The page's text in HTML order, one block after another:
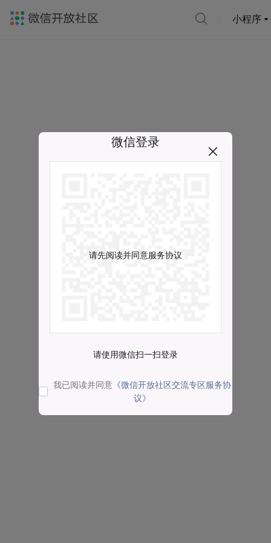
小程序
微信登录
请先阅读并同意服务协议
请使用微信扫一扫登录
我已阅读并同意 《微信开放社区交流专区服务协
议》